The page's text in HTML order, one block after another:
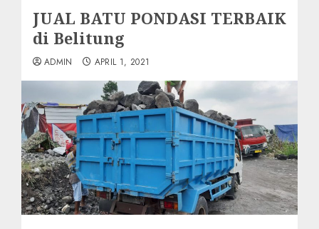
JUAL BATU PONDASI TERBAIK
di Belitung
ADMIN APRIL 1, 2021